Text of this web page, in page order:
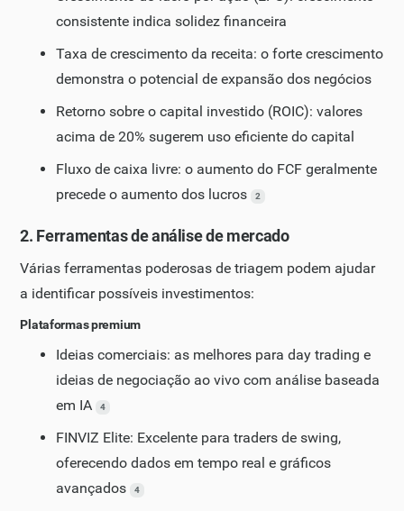
consistente indica solidez financeira
Taxa de crescimento da receita: o forte crescimento
demonstra o potencial de expansão dos negócios
Retorno sobre o capital investido (ROIC): valores
acima de 20% sugerem uso eficiente do capital
Fluxo de caixa livre: o aumento do FCF geralmente
precede o aumento dos lucros
2
2. Ferramentas de análise de mercado
Várias ferramentas poderosas de triagem podem ajudar
a identificar possíveis investimentos:
Plataformas premium
Ideias comerciais: as melhores para day trading e
ideias de negociação ao vivo com análise baseada
em IA
4
FINVIZ Elite: Excelente para traders de swing,
oferecendo dados em tempo real e gráficos
avançados
4